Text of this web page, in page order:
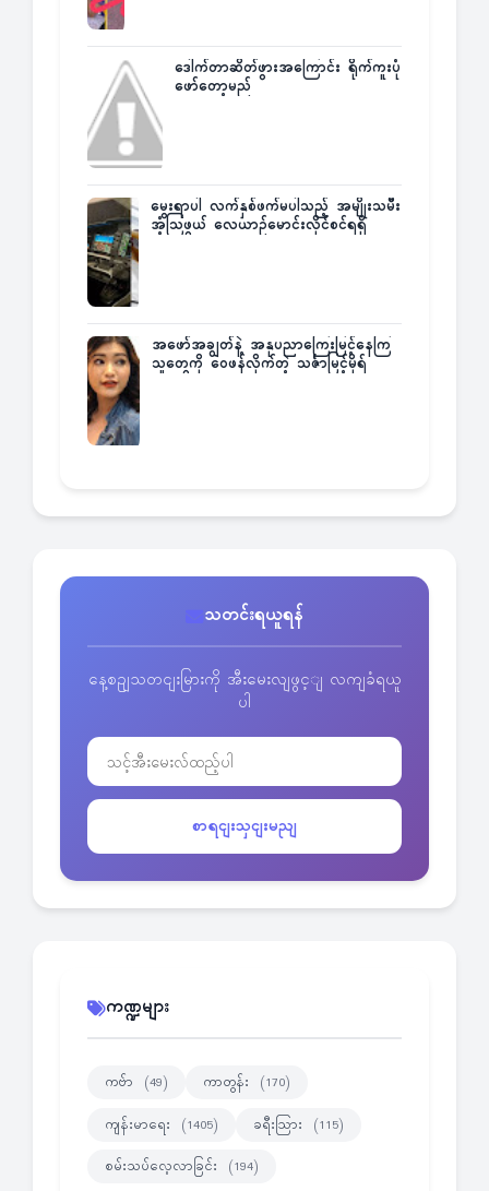
ဒေါက်တာဆိတ်ဖွားအကြောင်း ရိုက်ကူးပုံ
ဖော်တော့မည်
မွေးရာပါ လက်နှစ်ဖက်မပါသည့် အမျိုးသမီး
အံ့သြဖွယ် လေယာဉ်မောင်းလိုင်စင်ရရှိ
အဖော်အချွတ်နဲ့ အနုပညာကြေးမြင့်နေကြ
သူတွေကို ဝေဖန်လိုက်တဲ့ သင်္ဇာမြင့်မိုရ်
သတင်းရယူရန်
နေ့စဥျသတငျးမြားကို အီးမေးလျဖွင့ျ လကျခံရယူ
ပါ
စာရငျးသှငျးမညျ
ကဏ္ဍများ
ကဗ်ာ (49) ကာတွန်း (170)
ကျန်းမာရေး (1405) ခရီးသြား (115)
စမ်းသပ်လေ့လာခြင်း (194)